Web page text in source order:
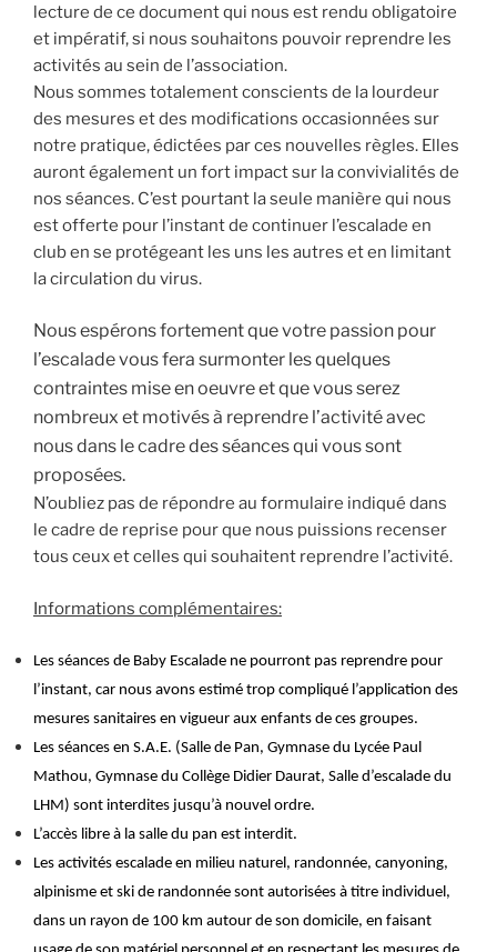
lecture de ce document qui nous est rendu obligatoire
et impératif, si nous souhaitons pouvoir reprendre les
activités au sein de l’association.
Nous sommes totalement conscients de la lourdeur
des mesures et des modifications occasionnées sur
notre pratique, édictées par ces nouvelles règles. Elles
auront également un fort impact sur la convivialités de
nos séances. C’est pourtant la seule manière qui nous
est offerte pour l’instant de continuer l’escalade en
club en se protégeant les uns les autres et en limitant
la circulation du virus.
Nous espérons fortement que votre passion pour
l’escalade vous fera surmonter les quelques
contraintes mise en oeuvre et que vous serez
nombreux et motivés à reprendre l’activité avec
nous dans le cadre des séances qui vous sont
proposées.
N’oubliez pas de répondre au formulaire indiqué dans
le cadre de reprise pour que nous puissions recenser
tous ceux et celles qui souhaitent reprendre l’activité.
Informations complémentaires:
Les séances de Baby Escalade ne pourront pas reprendre pour
l’instant, car nous avons estimé trop compliqué l’application des
mesures sanitaires en vigueur aux enfants de ces groupes.
Les séances en S.A.E. (Salle de Pan, Gymnase du Lycée Paul
Mathou, Gymnase du Collège Didier Daurat, Salle d’escalade du
LHM) sont interdites jusqu’à nouvel ordre.
L’accès libre à la salle du pan est interdit.
Les activités escalade en milieu naturel, randonnée, canyoning,
alpinisme et ski de randonnée sont autorisées à titre individuel,
dans un rayon de 100 km autour de son domicile, en faisant